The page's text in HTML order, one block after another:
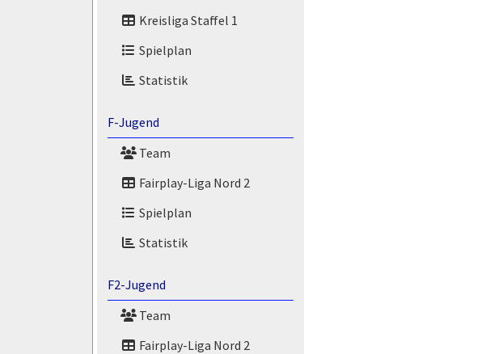
Kreisliga Staffel 1
Spielplan
Statistik
F-Jugend
Team
Fairplay-Liga Nord 2
Spielplan
Statistik
F2-Jugend
Team
Fairplay-Liga Nord 2